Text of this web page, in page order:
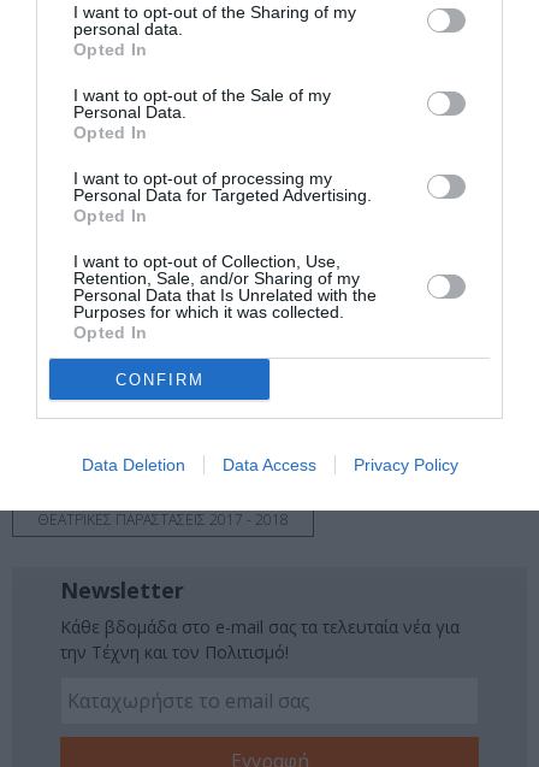
I want to opt-out of the Sharing of my
personal data.
Opted In
I want to opt-out of the Sale of my
Personal Data.
Opted In
I want to opt-out of processing my
Personal Data for Targeted Advertising.
Opted In
I want to opt-out of Collection, Use,
Retention, Sale, and/or Sharing of my
Personal Data that Is Unrelated with the
Purposes for which it was collected.
Opted In
CONFIRM
Data Deletion Data Access Privacy Policy
Πληροφορίες / Κρατήσεις:
www.dithepi.gr
μάθετε πρώτοι όλες τις ειδήσεις
Πολιτισμό στοCulturenow.gr
Νέοι Διαγωνισμοί
Tags
ΔΡΑΜΑ - ΚΟΙΝΩΝΙΚΟ - ΣΥΓΧΡΟΝΟ
ΘΕΑΤΡΙΚΕΣ ΠΑΡΑΣΤΑΣΕΙΣ 2017 - 2018
Newsletter
Κάθε βδομάδα στο e-mail σας τα τελευταία νέα για
την Τέχνη και τον Πολιτισμό!